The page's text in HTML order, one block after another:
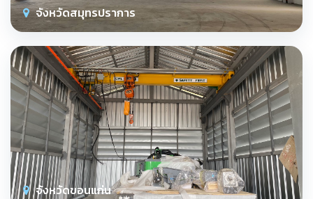
จังหวัดสมุทรปราการ
จังหวัดขอนแก่น